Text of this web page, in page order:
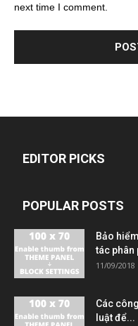
next time I comment.
EDITOR PICKS
POPULAR POSTS
Bảo
tác phân
11/09/2018
Các
luật để...